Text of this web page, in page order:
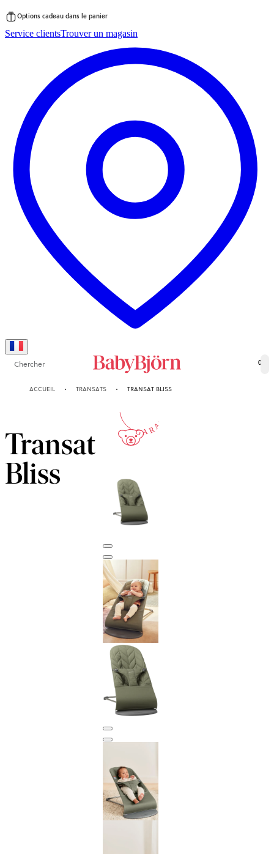
au
Options cadeau dans le panier
Service clientsTrouver un magasin
Chercher 0
ACCUEIL TRANSATS TRANSAT BLISS
Transat
Bliss
10-ANS
GARANTIE